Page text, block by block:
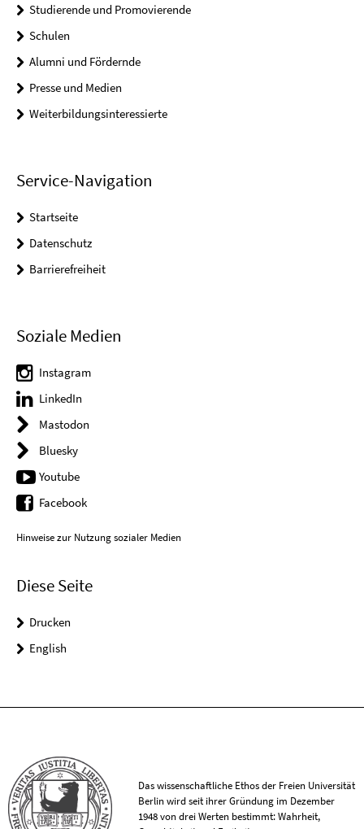
Studierende und Promovierende
Schulen
Alumni und Fördernde
Presse und Medien
Weiterbildungsinteressierte
Service-Navigation
Startseite
Datenschutz
Barrierefreiheit
Soziale Medien
Instagram
LinkedIn
Mastodon
Bluesky
Youtube
Facebook
Hinweise zur Nutzung sozialer Medien
Diese Seite
Drucken
English
Das wissenschaftliche Ethos der Freien Universität
Berlin wird seit ihrer Gründung im Dezember
1948 von drei Werten bestimmt: Wahrheit,